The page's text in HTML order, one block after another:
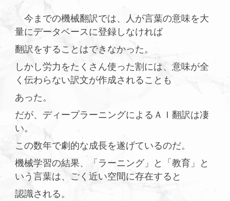
今までの機械翻訳では、人が言葉の意味を大
量にデータベースに登録しなければ
翻訳をすることはできなかった。
しかし労力をたくさん使った割には、意味が全
く伝わらない訳文が作成されることも
あった。
だが、ディープラーニングによるＡＩ翻訳は凄
い。
この数年で劇的な成長を遂げているのだ。
機械学習の結果、「ラーニング」と「教育」と
いう言葉は、ごく近い空間に存在すると
認識される。